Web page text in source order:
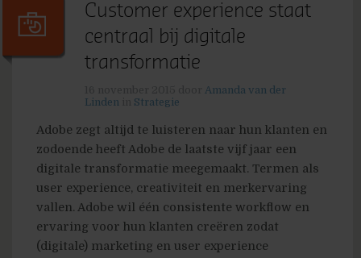
Customer experience staat
centraal bij digitale
transformatie
Amanda van der
Linden
Strategie
Adobe zegt altijd te luisteren naar hun klanten en
zodoende heeft Adobe de laatste vijf jaar een
digitale transformatie meegemaakt. Termen als
user experience, creativiteit en merkervaring
vallen. Adobe wil één consistente workflow en
ervaring voor hun klanten creëren zodat
(digitale) marketing en user experience